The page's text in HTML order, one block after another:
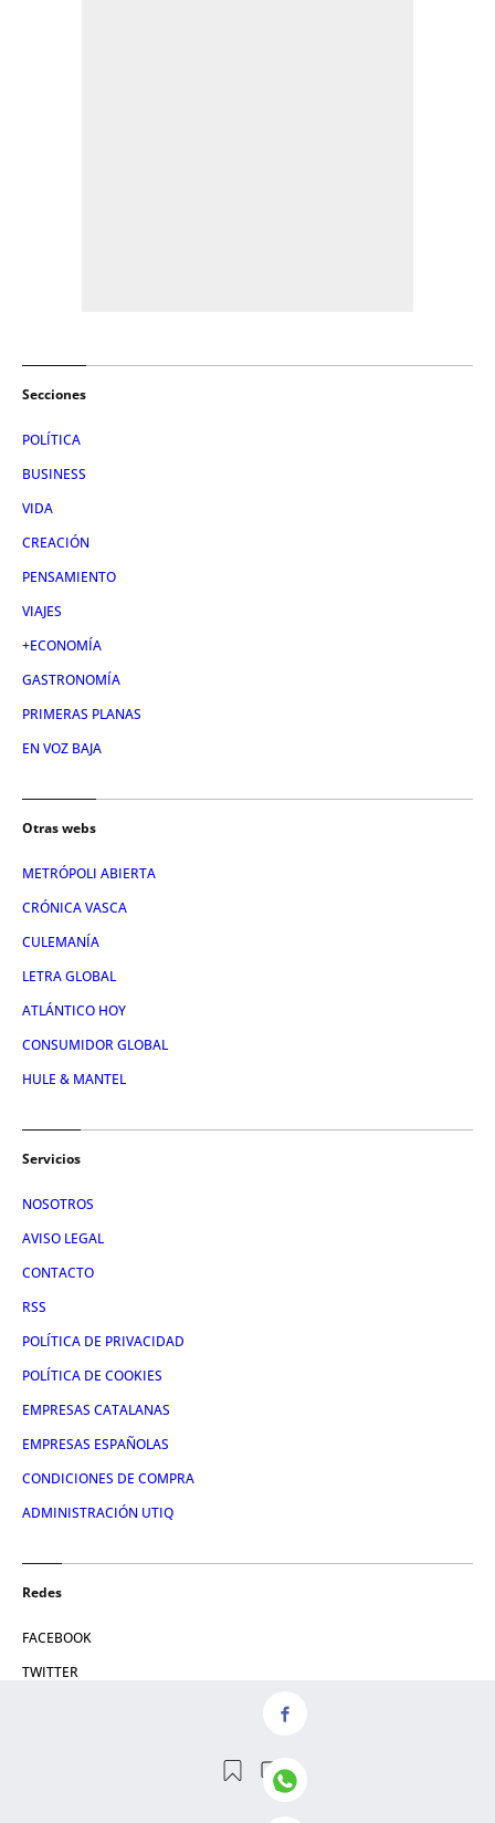
Secciones
POLÍTICA
BUSINESS
VIDA
CREACIÓN
PENSAMIENTO
VIAJES
+ECONOMÍA
GASTRONOMÍA
PRIMERAS PLANAS
EN VOZ BAJA
Otras webs
METRÓPOLI ABIERTA
CRÓNICA VASCA
CULEMANÍA
LETRA GLOBAL
ATLÁNTICO HOY
CONSUMIDOR GLOBAL
HULE & MANTEL
Servicios
NOSOTROS
AVISO LEGAL
CONTACTO
RSS
POLÍTICA DE PRIVACIDAD
POLÍTICA DE COOKIES
EMPRESAS CATALANAS
EMPRESAS ESPAÑOLAS
CONDICIONES DE COMPRA
ADMINISTRACIÓN UTIQ
Redes
FACEBOOK
TWITTER